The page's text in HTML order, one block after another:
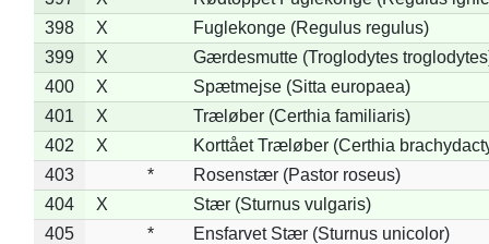
398
X
Fuglekonge (Regulus regulus)
399
X
Gærdesmutte (Troglodytes
400
X
Spætmejse (Sitta europaea)
401
X
Træløber (Certhia familiaris)
402
X
Korttået Træløber (Certhia
403
*
Rosenstær (Pastor roseus)
404
X
Stær (Sturnus vulgaris)
405
*
Ensfarvet Stær (Sturnus unicolor)